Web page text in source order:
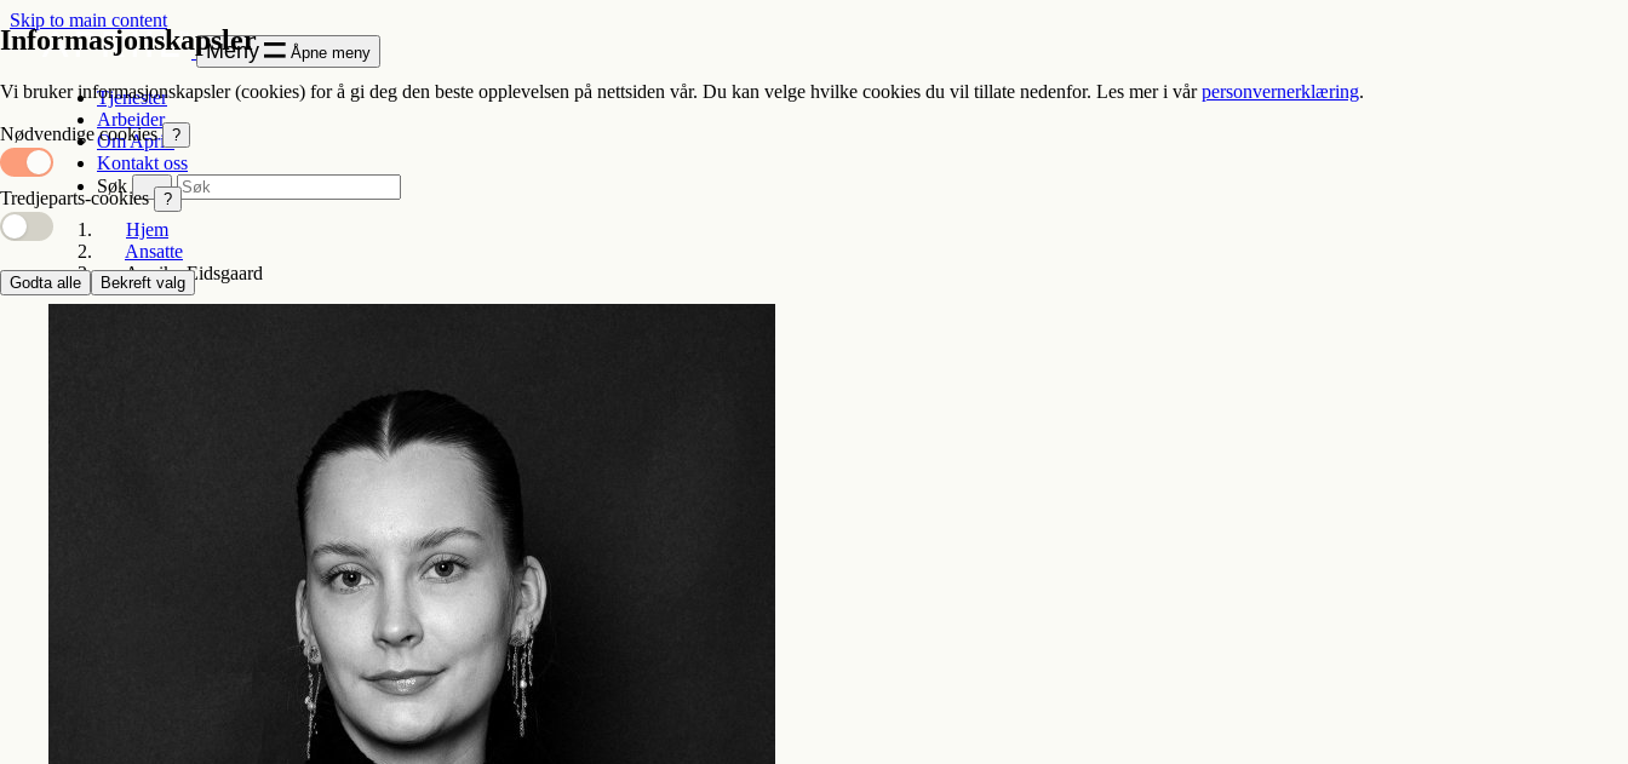
Skip to main content
Meny Åpne meny
Tjenester
Arbeider
Om Apriil
Kontakt oss
Søk
Hjem
Ansatte
Annika Eidsgaard
Informasjonskapsler
Vi bruker informasjonskapsler (cookies) for å gi deg den beste opplevelsen på nettsiden vår. Du kan velge hvilke cookies du vil tillate nedenfor. Les mer i vårpersonvernerklæring.
Nødvendige cookies ?
Tredjeparts-cookies ?
Godta alle Bekreft valg